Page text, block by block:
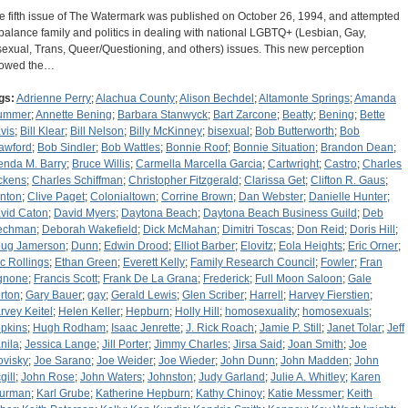
fifth issue of The Watermark was published on October 26, 1994, and attempted
family and politics in dealing with national LGBTQ+ (Lesbian, Gay,
Trans, Queer/Questioning, and others) issues. This new perception
the…
Adrienne Perry;Alachua County;Alison Bechdel ;Altamonte Springs;Amanda
;Annette Bening; Barbara Stanwyck; Bart Zarcone; Beatty; Bening; Bette
; Bill Klear; Bill Nelson; Billy McKinney; bisexual ; Bob Butterworth; Bob
; Bob Sindler; Bob Wattles; Bonnie Roof; Bonnie Situation; Brandon Dean;
M. Barry; Bruce Willis; Carmella Marcella Garcia; Cartwright; Castro; Charles
; Charles Schiffman; Christopher Fitzgerald ; Clarissa Get; Clifton R. Gaus;
; Clive Paget; Colonialtown; Corrine Brown; Dan Webster; Danielle Hunter;
Caton; David Myers; Daytona Beach; Daytona Beach Business Guild ; Deb
; Deborah Wakefield ; Dick McMahan; Dimitri Toscas; Don Reid ; Doris Hill ;
Jamerson; Dunn; Edwin Drood ; Elliot Barber; Elovitz; Eola Heights; Eric Orner;
Rollings; Ethan Green; Everett Kelly; Family Research Council ; Fowler; Fran
; Francis Scott; Frank De La Grana; Frederick; Full Moon Saloon; Gale
; Gary Bauer; gay; Gerald Lewis; Glen Scriber; Harrell ; Harvey Fierstien;
Keitel ; Helen Keller; Hepburn; Holly Hill ; homosexuality; homosexuals;
; Hugh Rodham; Isaac Jenrette; J. Rick Roach; Jamie P. Still ; Janet Tolar; Jeff
; Jessica Lange; Jill Porter; Jimmy Charles; Jirsa Said ; Joan Smith; Joe
; Joe Sarano; Joe Weider; Joe Wieder; John Dunn; John Madden; John
; John Rose; John Waters; Johnston; Judy Garland ; Julie A. Whitley; Karen
; Karl Grube; Katherine Hepburn; Kathy Chinoy; Katie Messmer; Keith